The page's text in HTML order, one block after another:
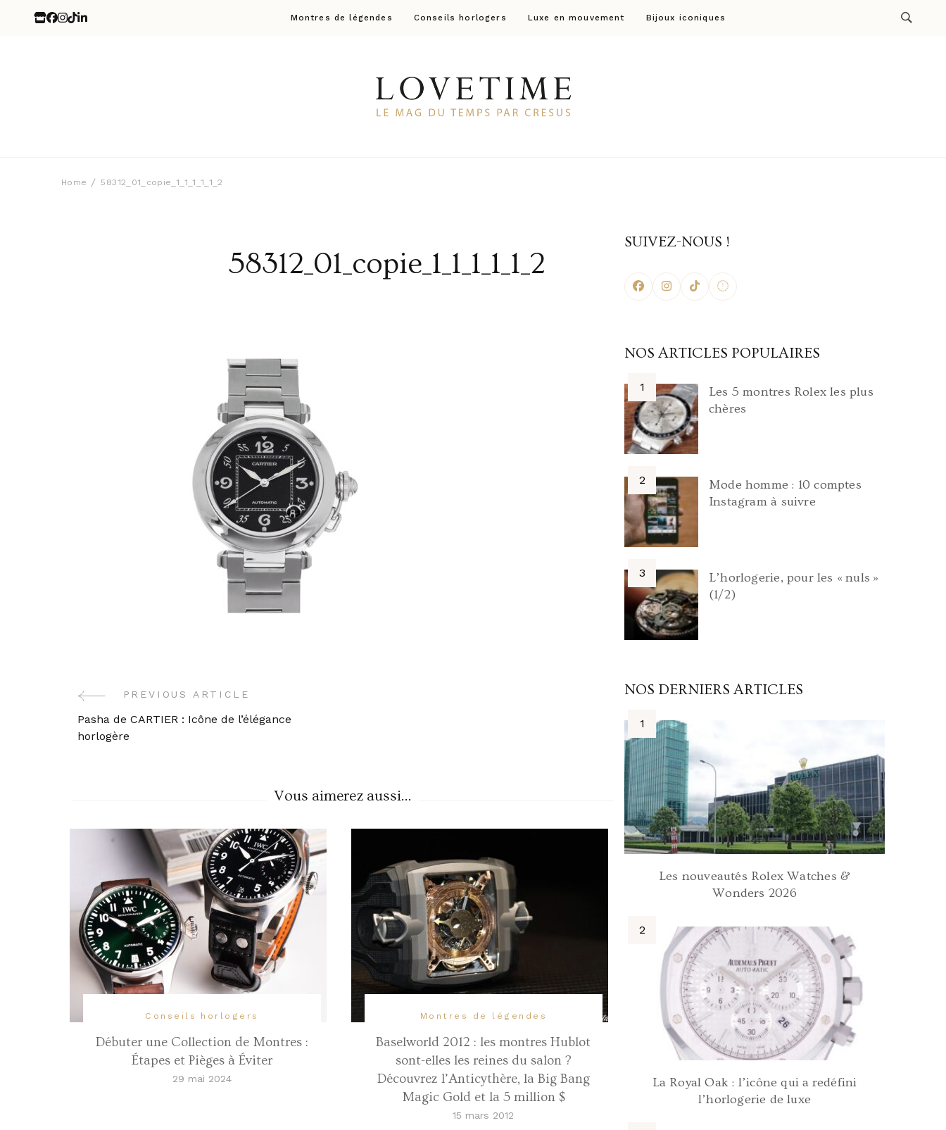
Montres de légendes Conseils horlogers Luxe en mouvement Bijoux iconiques
Home 58312_01_copie_1_1_1_1_1_2
58312_01_copie_1_1_1_1_1_2
Post
Navigation
PREVIOUS ARTICLE
Pasha de CARTIER : Icône de l’élégance
horlogère
Vous aimerez aussi...
Conseils horlogers
Débuter une Collection de Montres :
Étapes et Pièges à Éviter
29 mai 2024
Montres de légendes
Baselworld 2012 : les montres Hublot
sont-elles les reines du salon ?
Découvrez l’Anticythère, la Big Bang
Magic Gold et la 5 million $
15 mars 2012
SUIVEZ-NOUS !
NOS ARTICLES POPULAIRES
Les 5 montres Rolex les plus
chères
Mode homme : 10 comptes
Instagram à suivre
L’horlogerie, pour les « nuls »
(1/2)
NOS DERNIERS ARTICLES
Les nouveautés Rolex Watches &
Wonders 2026
La Royal Oak : l’icône qui a redéfini
l’horlogerie de luxe